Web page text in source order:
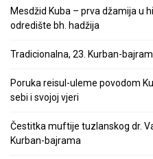
Mesdžid Kuba – prva džamija u
odredište bh. hadžija
Tradicionalna, 23. Kurban-
Poruka reisul-uleme povodom
sebi i svojoj vjeri
Čestitka muftije tuzlanskog dr.
Kurban-bajrama